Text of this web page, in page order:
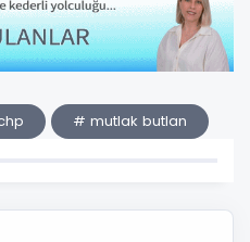
# mutlak butlan